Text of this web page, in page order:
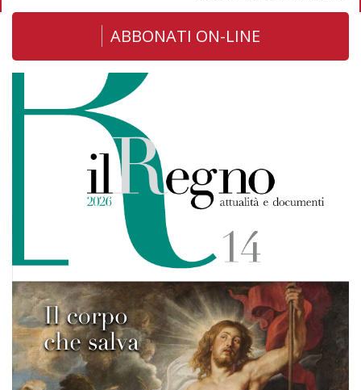
ABBONATI ON-LINE